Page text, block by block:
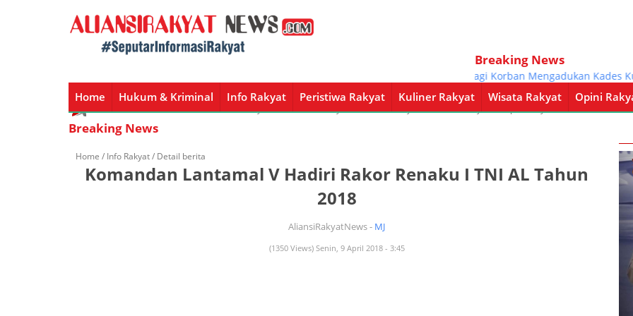
Breaking News
Satu Lagi Korban Mengadukan Kades
Home Hukum & Kriminal Info Rakyat Peristiwa Rakyat Kuliner Rakyat Wisata Rakyat Opini
Home Hukum & Kriminal Info Rakyat Peristiwa Rakyat Kuliner Rakyat Wisata Rakyat Opini Rakyat Pemerintahan
Breaking News
Home / Info Rakyat/ Detail berita
Komandan Lantamal V Hadiri Rakor Renaku I TNI AL Tahun
2018
AliansiRakyatNews - MJ
(1350 Views) Senin, 9 April 2018 - 3:45